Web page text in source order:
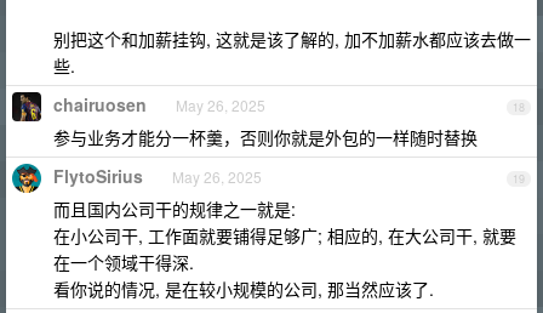
别把这个和加薪挂钩, 这就是该了解的, 加不加薪水都应该去做一
些.
18
chairuosen May 26, 2025
参与业务才能分一杯羹，否则你就是外包的一样随时替换
19
FlytoSirius May 26, 2025
而且国内公司干的规律之一就是:
在小公司干, 工作面就要铺得足够广; 相应的, 在大公司干, 就要
在一个领域干得深.
看你说的情况, 是在较小规模的公司, 那当然应该了.